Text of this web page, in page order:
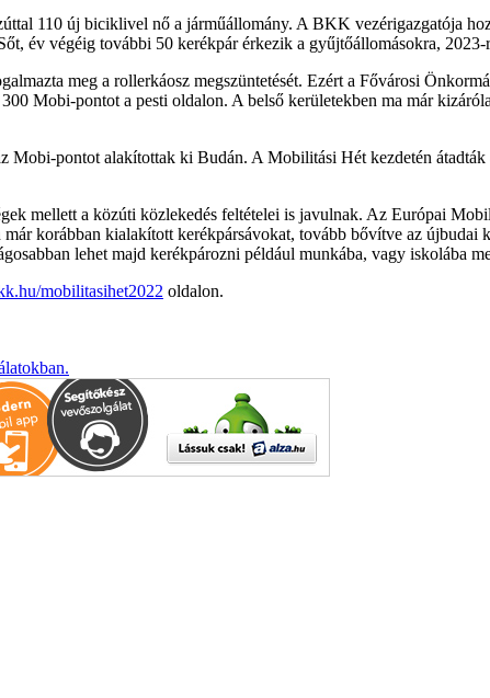
110 új biciklivel nő a járműállomány. A BKK vezérigazgatója
év végéig további 50 kerékpár érkezik a gyűjtőállomásokra,
meg a rollerkáosz megszüntetését. Ezért a Fővárosi
Mobi-pontot a pesti oldalon. A belső kerületekben ma már
Mobi-pontot alakítottak ki Budán. A Mobilitási Hét kezdetén
mellett a közúti közlekedés feltételei is javulnak. Az Európai
korábban kialakított kerékpársávokat, tovább bővítve az
lehet majd kerékpározni például munkába, vagy iskolába
mobilitasihet2022 oldalon.